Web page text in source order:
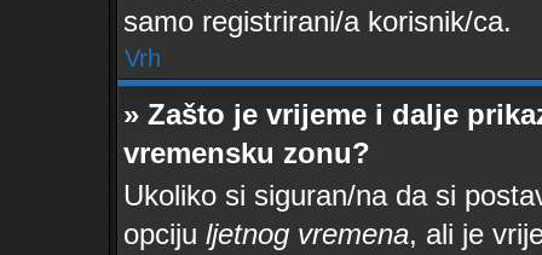
samo registrirani/a korisnik/ca.
Vrh
» Zašto je vrijeme i dalje
vremensku zonu?
Ukoliko si siguran/na da si
opciju ljetnog vremena, ali je